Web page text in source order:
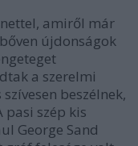
amiről már
újdonságok
a szerelmi
beszélnek,
pasi szép kis
George Sand